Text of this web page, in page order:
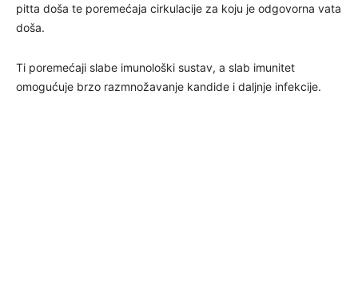
pitta doša te poremećaja cirkulacije za koju je odgovorna vata
doša.
Ti poremećaji slabe imunološki sustav, a slab imunitet
omogućuje brzo razmnožavanje kandide i daljnje infekcije.